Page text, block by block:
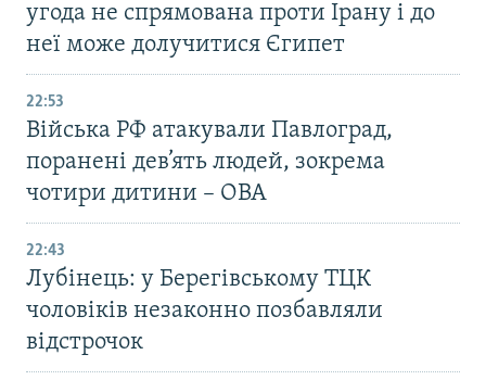
угода не спрямована проти Ірану і до
неї може долучитися Єгипет
22:53
Війська РФ атакували Павлоград,
поранені дев’ять людей, зокрема
чотири дитини – ОВА
22:43
Лубінець: у Берегівському ТЦК
чоловіків незаконно позбавляли
відстрочок